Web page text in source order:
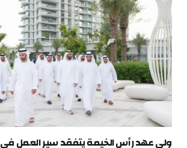
ولي عهد رأس الخيمة يتفقد سير العمل